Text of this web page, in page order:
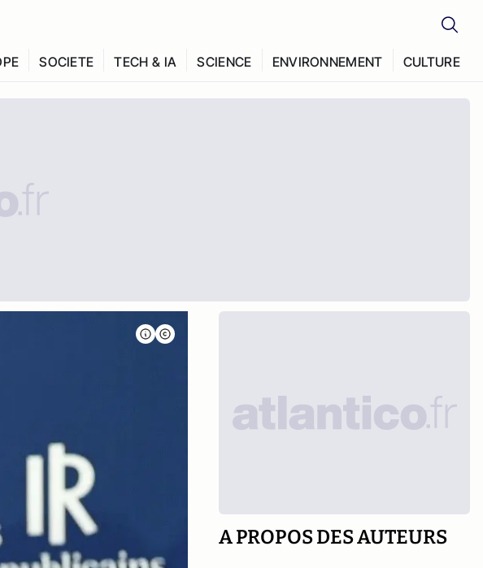
SOCIETE TECH & IA SCIENCE ENVIRONNEMENT CULTURE
A PROPOS DES AUTEURS